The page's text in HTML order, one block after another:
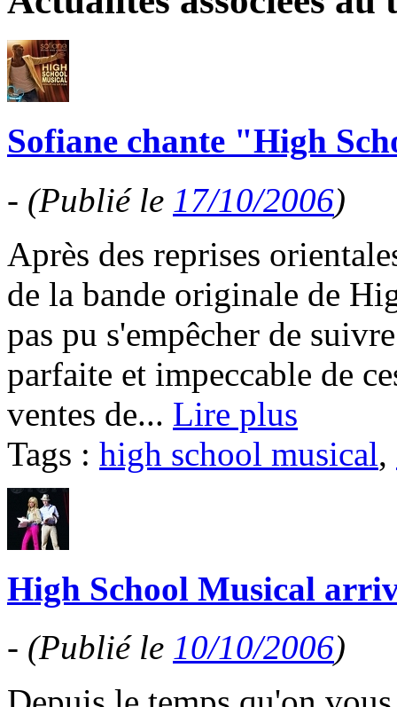
Sofiane chante "High
- (Publié le 17/10/2006)
Après des reprises
de la bande originale de
pas pu s'empêcher de
parfaite et impeccable de
ventes de... Lire plus
Tags : high school musical,
High School Musical
- (Publié le 10/10/2006)